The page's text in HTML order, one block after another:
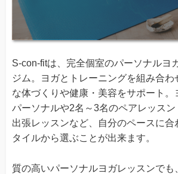
S-con-fitは、完全個室のパーソナルヨ
ジム。ヨガとトレーニングを組み合
な体づくりや健康・美容をサポート。
パーソナルや2名～3名のペアレッスン
出張レッスンなど、自分のペースに合
タイルから選ぶことが出来ます。
質の高いパーソナルヨガレッスンでも